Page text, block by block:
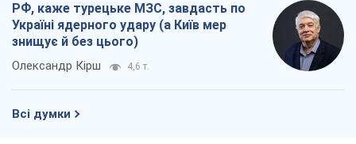
РФ, каже турецьке МЗС, завдасть по
Україні ядерного удару (а Київ мер
знищує й без цього)
Олександр Кірш 4,6 т.
Всі думки